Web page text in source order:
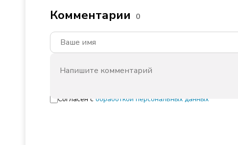
Комментарии 0
Согласен с обработкой персональных данных